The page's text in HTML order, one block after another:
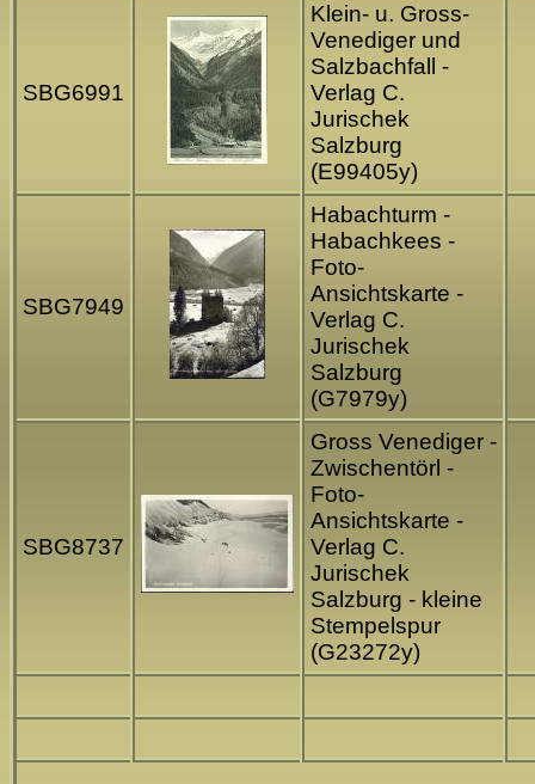
SBG6991
Klein- u. Gross-
Venediger und
Salzbachfall -
Verlag C.
Jurischek
Salzburg
(E99405y)
SBG7949
Habachturm -
Habachkees -
Foto-
Ansichtskarte -
Verlag C.
Jurischek
Salzburg
(G7979y)
SBG8737
Gross Venediger -
Zwischentörl -
Foto-
Ansichtskarte -
Verlag C.
Jurischek
Salzburg - kleine
Stempelspur
(G23272y)